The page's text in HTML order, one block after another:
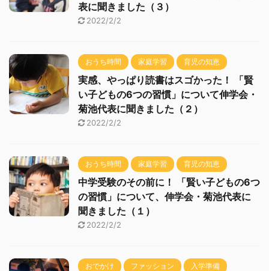
表に聞きました（３）
2022/2/2
おうち時間 家庭学習 育児の知恵
実感、やっぱり読書はスゴかった！ 「賢
い子どもの6つの習慣」について伸学会・
菊池代表に聞きました（２）
2022/2/2
おうち時間 家庭学習 育児の知恵
中学受験のその前に！ 「賢い子どもの6つ
の習慣」について、伸学会・菊池代表に
聞きました（１）
2022/2/2
おでかけ ファッション 入学準備